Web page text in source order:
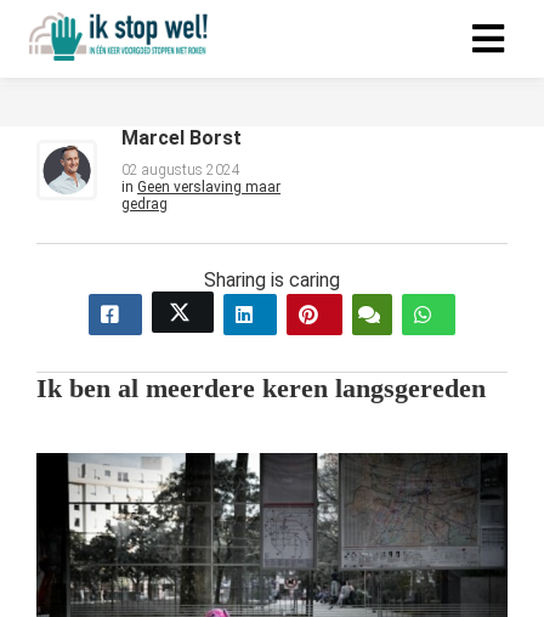
Marcel Borst
02 augustus 2024
in Geen verslaving maar
gedrag
Sharing is caring
Ik ben al meerdere keren langsgereden